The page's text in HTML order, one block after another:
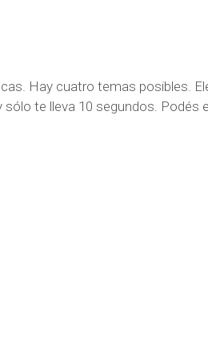
Hay cuatro temas posibles.
te lleva 10 segundos. Podés